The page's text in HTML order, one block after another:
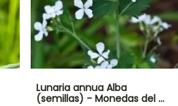
Lunaria annua Alba
(semillas) - Monedas del …